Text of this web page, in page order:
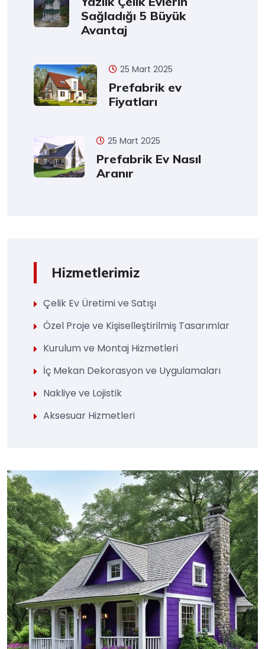
Sağladığı 5 Büyük
Avantaj
25 Mart 2025
Prefabrik ev
Fiyatları
25 Mart 2025
Prefabrik Ev Nasıl
Aranır
Hizmetlerimiz
Çelik Ev Üretimi ve Satışı
Özel Proje ve Kişiselleştirilmiş Tasarımlar
Kurulum ve Montaj Hizmetleri
İç Mekan Dekorasyon ve Uygulamaları
Nakliye ve Lojistik
Aksesuar Hizmetleri